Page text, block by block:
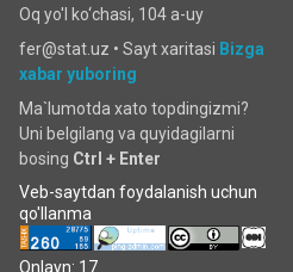
Oq yo'l ko‘chаsi, 104 a-uy
fer@stat.uz • Sayt xaritasi Bizga
xabar yuboring
Ma`lumotda xato topdingizmi?
Uni belgilang va quyidagilarni
bosing Ctrl + Enter
Veb-saytdan foydalanish uchun
qo'llanma
Onlayn: 17